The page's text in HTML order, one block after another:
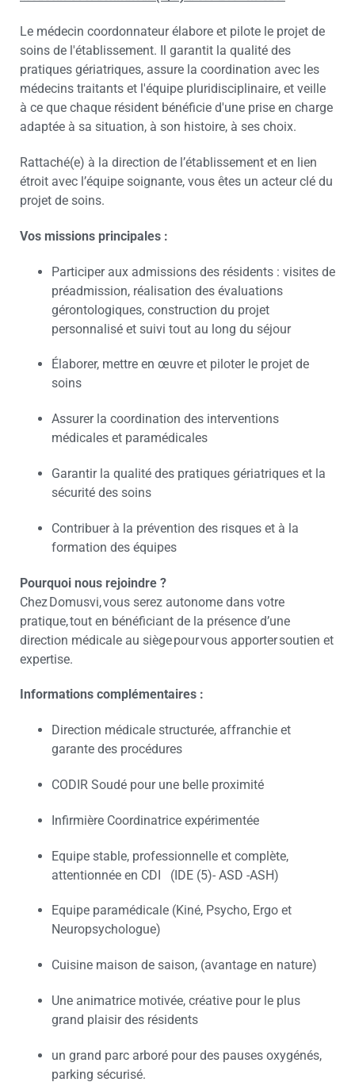
Le médecin coordonnateur élabore et pilote le projet de
soins de l'établissement. Il garantit la qualité des
pratiques gériatriques, assure la coordination avec les
médecins traitants et l'équipe pluridisciplinaire, et veille
à ce que chaque résident bénéficie d'une prise en charge
adaptée à sa situation, à son histoire, à ses choix.
Rattaché(e) à la direction de l’établissement et en lien
étroit avec l’équipe soignante, vous êtes un acteur clé du
projet de soins.
Vos missions principales :
Participer aux admissions des résidents : visites de
préadmission, réalisation des évaluations
gérontologiques, construction du projet
personnalisé et suivi tout au long du séjour
Élaborer, mettre en œuvre et piloter le projet de
soins
Assurer la coordination des interventions
médicales et paramédicales
Garantir la qualité des pratiques gériatriques et la
sécurité des soins
Contribuer à la prévention des risques et à la
formation des équipes
Pourquoi nous rejoindre ?
Chez Domusvi, vous serez autonome dans votre
pratique, tout en bénéficiant de la présence d’une
direction médicale au siège pour vous apporter soutien et
expertise.
Informations complémentaires :
Direction médicale structurée, affranchie et
garante des procédures
CODIR Soudé pour une belle proximité
Infirmière Coordinatrice expérimentée
Equipe stable, professionnelle et complète,
attentionnée en CDI (IDE (5)- ASD -ASH)
Equipe paramédicale (Kiné, Psycho, Ergo et
Neuropsychologue)
Cuisine maison de saison, (avantage en nature)
Une animatrice motivée, créative pour le plus
grand plaisir des résidents
un grand parc arboré pour des pauses oxygénés,
parking sécurisé.